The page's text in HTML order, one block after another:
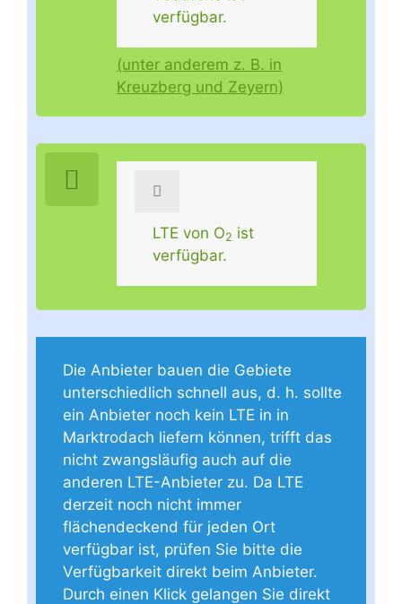
verfügbar.
(unter anderem z. B. in
Kreuzberg und Zeyern)
LTE von O2 ist
verfügbar.
Die Anbieter bauen die Gebiete
unterschiedlich schnell aus, d. h. sollte
ein Anbieter noch kein LTE in in
Marktrodach liefern können, trifft das
nicht zwangsläufig auch auf die
anderen LTE-Anbieter zu. Da LTE
derzeit noch nicht immer
flächendeckend für jeden Ort
verfügbar ist, prüfen Sie bitte die
Verfügbarkeit direkt beim Anbieter.
Durch einen Klick gelangen Sie direkt